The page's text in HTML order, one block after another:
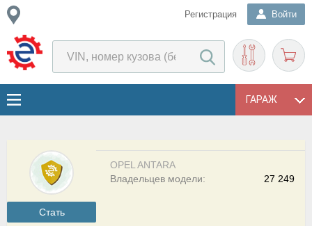
Регистрация Войти
ГАРАЖ
Cтать
OPEL ANTARA
27 249
Владельцев модели: